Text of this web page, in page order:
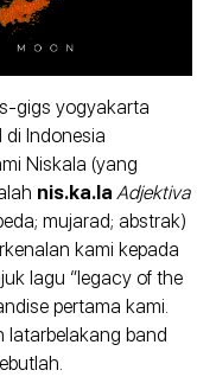
gigs yogyakarta
Indonesia
Niskala (yang
nis.ka.la Adjektiva
mujarad; abstrak)
kami kepada
lagu “legacy of the
pertama kami.
latarbelakang band